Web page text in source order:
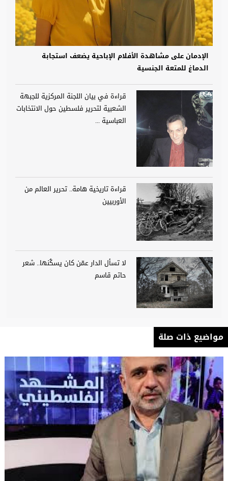
الإدمان على مشاهدة الأفلام الإباحية يضعف استجابة
الدماغ للمتعة الجنسية
قراءة في بيان اللجنة المركزية للجبهة
الشعبية لتحرير فلسطين حول الانتخابات
العباسية ...
قراءة تاريخية هامة.. تحرير العالم من
الأوربيين
لا تسأل الدار عمّن كان يسكُنها.. شعر
حاتم قاسم
مواضيع ذات صلة